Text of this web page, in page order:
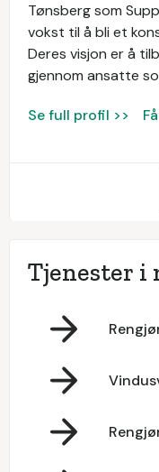
Tønsberg som
vokst til å bli et
Deres visjon er å
gjennom ansatte
Se full profil >>
Tjenester i